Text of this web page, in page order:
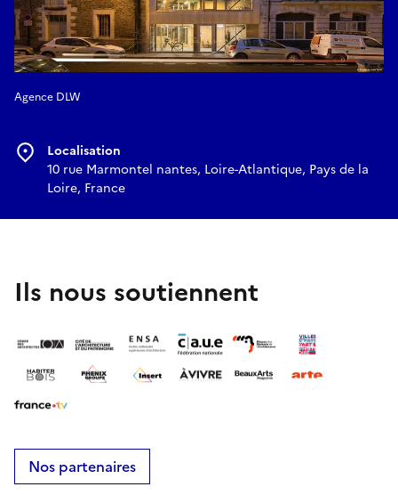
Réserver
Agence DLW
Localisation
10 rue Marmontel nantes, Loire-Atlantique, Pays de la
Loire, France
Ils nous soutiennent
Nos partenaires